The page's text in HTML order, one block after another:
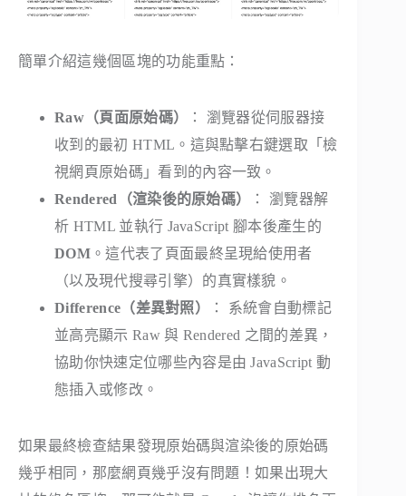
簡單介紹這幾個區塊的功能重點：
Raw（頁面原始碼）
： 瀏覽器從伺服器接
收到的最初 HTML。這與點擊右鍵選取「檢
視網頁原始碼」看到的內容一致。
Rendered（渲染後的原始碼）
： 瀏覽器解
析 HTML 並執行 JavaScript 腳本後產生的
DOM。這代表了頁面最終呈現給使用者
（以及現代搜尋引擎）的真實樣貌。
Difference（差異對照）
： 系統會自動標記
並高亮顯示 Raw 與 Rendered 之間的差異，
協助你快速定位哪些內容是由 JavaScript 動
態插入或修改。
如果最終檢查結果發現原始碼與渲染後的原始碼
幾乎相同，那麼網頁幾乎沒有問題！如果出現大